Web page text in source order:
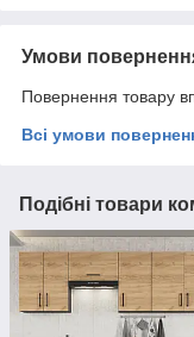
Умови
Повернення товару
Всі умови
Подібні товари